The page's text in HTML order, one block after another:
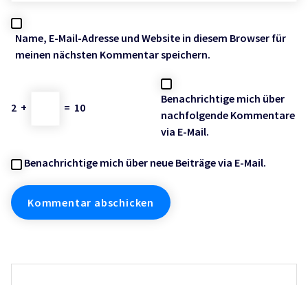
Name, E-Mail-Adresse und Website in diesem Browser für
meinen nächsten Kommentar speichern.
2 + = 10
Benachrichtige mich über
nachfolgende Kommentare
via E-Mail.
Benachrichtige mich über neue Beiträge via E-Mail.